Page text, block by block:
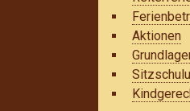
Aktionen